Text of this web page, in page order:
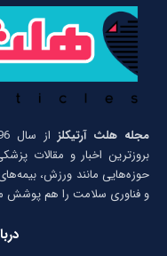
مجله هلث آرتیکلز
بروزترین اخبار و مقالات
حوزه‌هایی مانند ورزش،
و فناوری سلامت را هم پوشش